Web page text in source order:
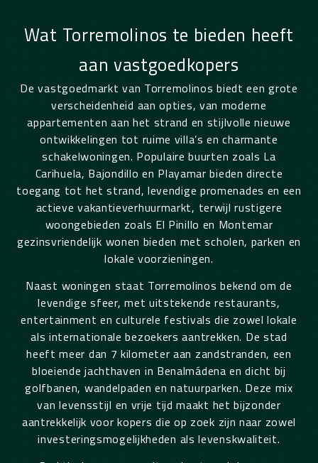
Wat Torremolinos te bieden heeft
aan vastgoedkopers
De vastgoedmarkt van Torremolinos biedt een grote
verscheidenheid aan opties, van moderne
appartementen aan het strand en stijlvolle nieuwe
ontwikkelingen tot ruime villa’s en charmante
schakelwoningen. Populaire buurten zoals La
Carihuela, Bajondillo en Playamar bieden directe
toegang tot het strand, levendige promenades en een
actieve vakantieverhuurmarkt, terwijl rustigere
woongebieden zoals El Pinillo en Montemar
gezinsvriendelijk wonen bieden met scholen, parken en
lokale voorzieningen.
Naast woningen staat Torremolinos bekend om de
levendige sfeer, met uitstekende restaurants,
entertainment en culturele festivals die zowel lokale
als internationale bezoekers aantrekken. De stad
heeft meer dan 7 kilometer aan zandstranden, een
bloeiende jachthaven in Benalmádena en dicht bij
golfbanen, wandelpaden en natuurparken. Deze mix
van levensstijl en vrije tijd maakt het bijzonder
aantrekkelijk voor kopers die op zoek zijn naar zowel
investeringsmogelijkheden als levenskwaliteit.